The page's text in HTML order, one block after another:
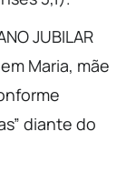
JUBILAR
Maria, mãe
diante do